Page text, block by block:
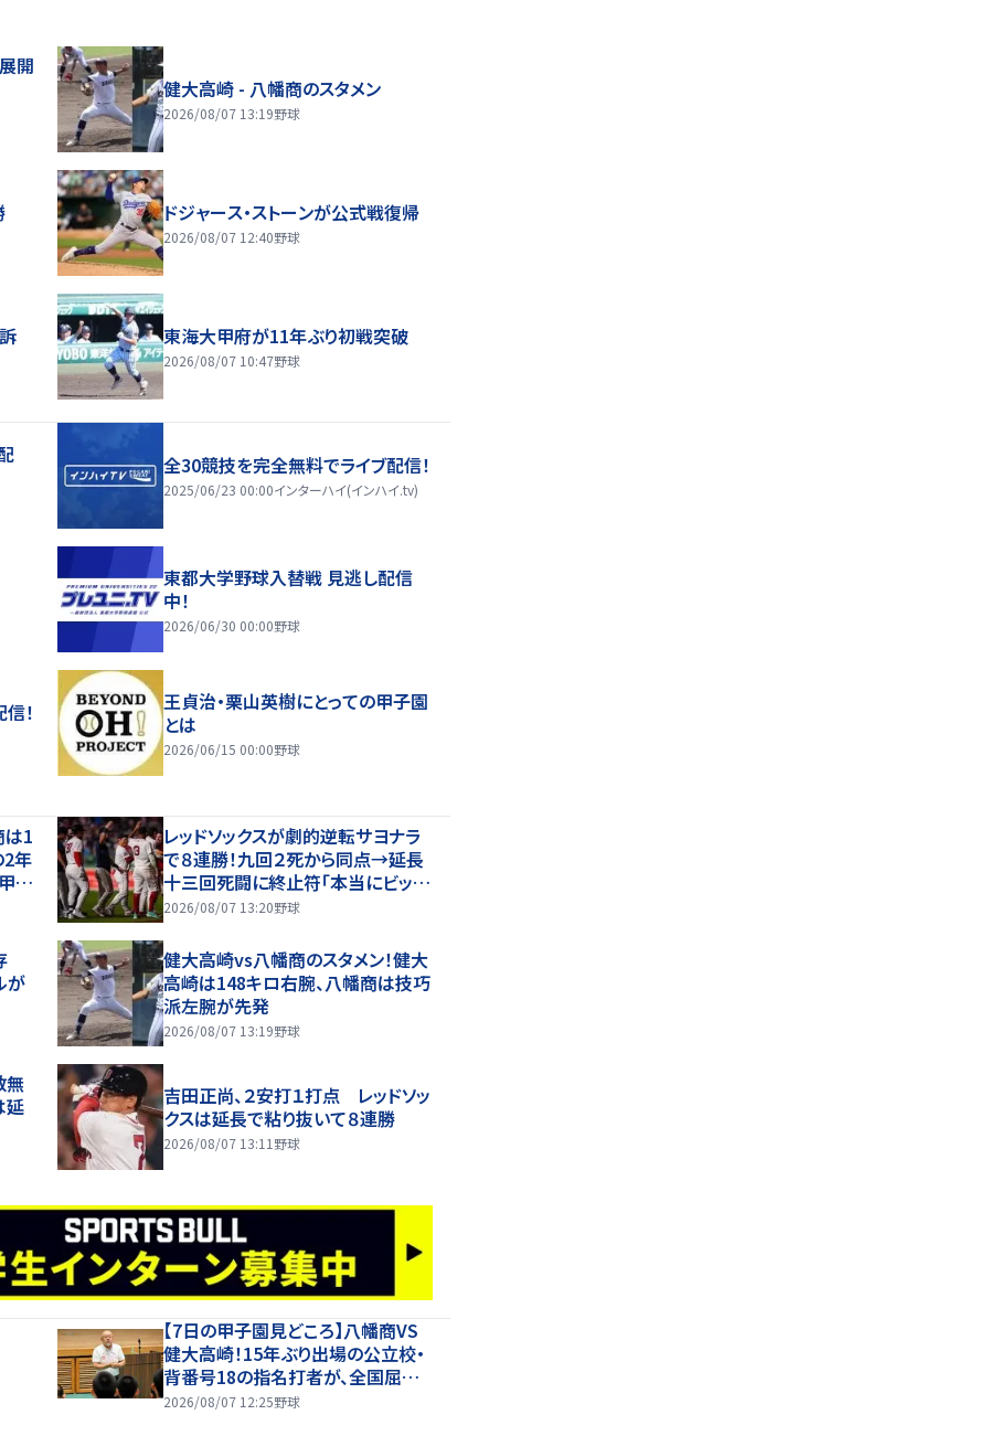
開
健大高崎 - 八幡商のスタメン
2026/08/07 13:19野球
ドジャース・ストーンが公式戦復帰
2026/08/07 12:40野球
東海大甲府が11年ぶり初戦突破
2026/08/07 10:47野球
全30競技を完全無料でライブ配信！
2025/06/23 00:00インターハイ(インハイ.tv)
東都大学野球入替戦 見逃し配信
中！
2026/06/30 00:00野球
！
王貞治・栗山英樹にとっての甲子園
とは
2026/06/15 00:00野球
は1
2年
子
レッドソックスが劇的逆転サヨナラ
で８連勝！九回２死から同点→延長
十三回死闘に終止符「本当にビッグ
ゲーム」吉田正尚も奮闘２安打１打
2026/08/07 13:20野球
が
健大高崎vs八幡商のスタメン！健大
高崎は148キロ右腕、八幡商は技巧
派左腕が先発
2026/08/07 13:19野球
無
延
吉田正尚、２安打１打点 レッドソッ
クスは延長で粘り抜いて８連勝
2026/08/07 13:11 野球
【7日の甲子園見どころ】八幡商VS
健大高崎！15年ぶり出場の公立校・
背番号18の指名打者が、全国屈指
の投手陣に挑む
2026/08/07 12:25野球